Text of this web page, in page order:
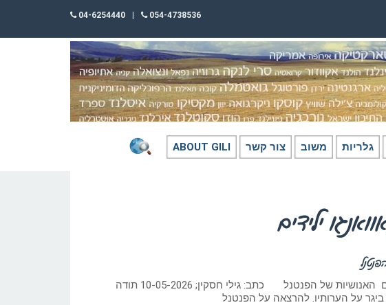
054-4738536
04-6254440
גלריות משוב צור קשר ABOUT GILI
ילידים
הפנים האנושיות של הפנטנל כתב: גילי חסקין; 10-05-2026 תודה
ביגר על הערותיו. להרצאה על הפנטנל